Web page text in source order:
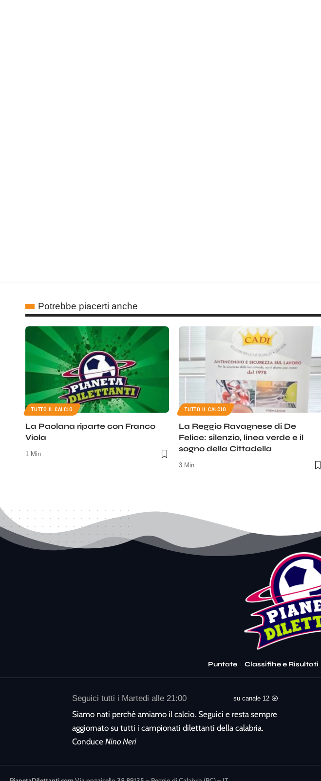
Potrebbe piacerti anche
TUTTO IL CALCIO
La Paolana riparte con Franco
Viola
1 Min
TUTTO IL CALCIO
La Reggio Ravagnese di De
Felice: silenzio, linea verde e il
sogno della Cittadella
3 Min
Puntate Classifihe e Risultati
Seguici tutti i Martedi alle 21:00 su canale 12
Siamo nati perchè amiamo il calcio. Seguici e resta sempre
aggiornato su tutti i campionati dilettanti della calabria.
Conduce Nino Neri